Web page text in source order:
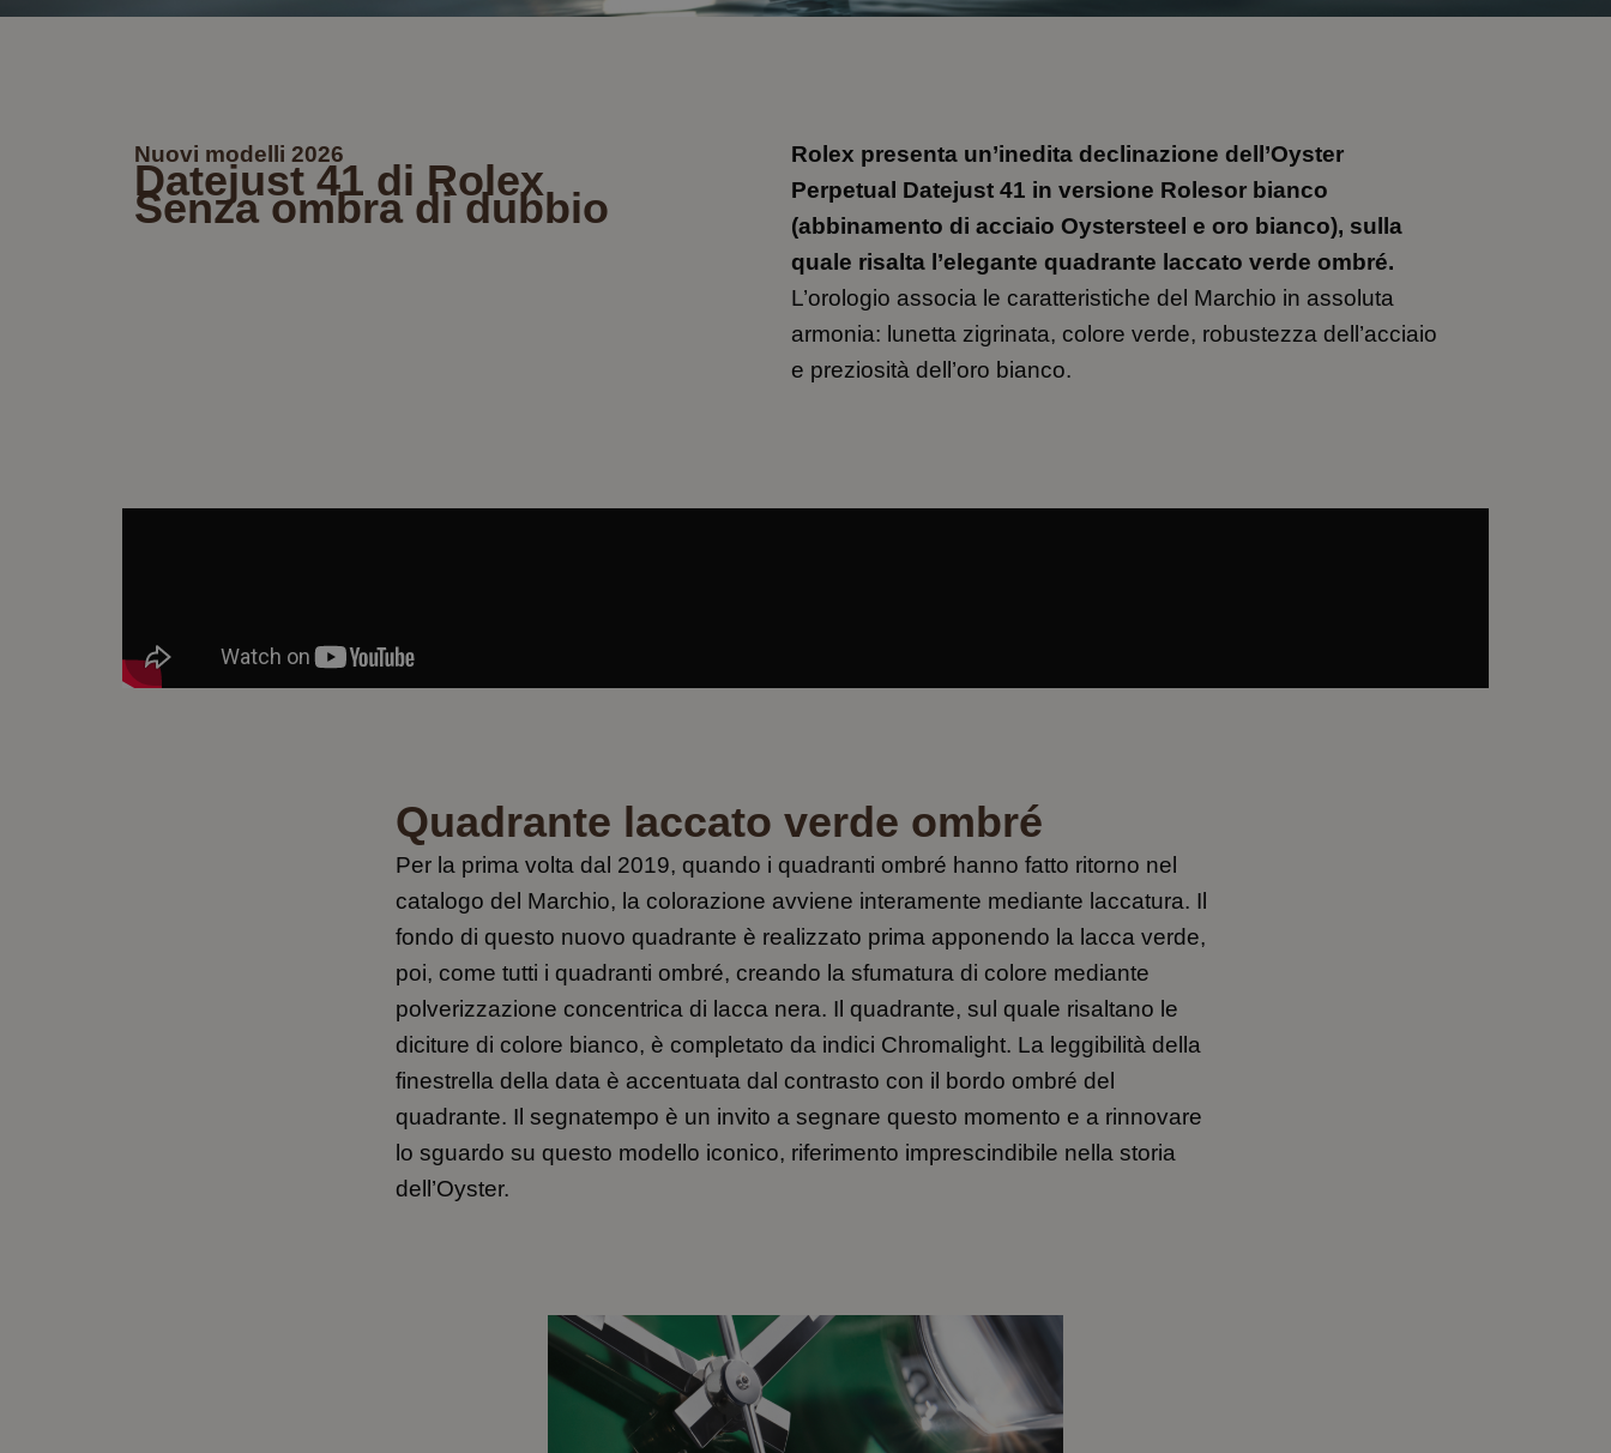
Nuovi modelli 2026
Datejust 41 di Rolex
Senza ombra di dubbio
Rolex presenta un’inedita declinazione dell’Oyster
Perpetual Datejust 41 in versione Rolesor bianco
(abbinamento di acciaio Oystersteel e oro bianco), sulla
quale risalta l’elegante quadrante laccato verde ombré.
L’orologio associa le caratteristiche del Marchio in assoluta
armonia: lunetta zigrinata, colore verde, robustezza dell’acciaio
e preziosità dell’oro bianco.
Quadrante laccato verde ombré
Per la prima volta dal 2019, quando i quadranti ombré hanno fatto ritorno nel
catalogo del Marchio, la colorazione avviene interamente mediante laccatura. Il
fondo di questo nuovo quadrante è realizzato prima apponendo la lacca verde,
poi, come tutti i quadranti ombré, creando la sfumatura di colore mediante
polverizzazione concentrica di lacca nera. Il quadrante, sul quale risaltano le
diciture di colore bianco, è completato da indici Chromalight. La leggibilità della
finestrella della data è accentuata dal contrasto con il bordo ombré del
quadrante. Il segnatempo è un invito a segnare questo momento e a rinnovare
lo sguardo su questo modello iconico, riferimento imprescindibile nella storia
dell’Oyster.